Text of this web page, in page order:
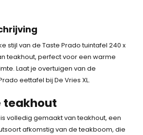
stijl van de Taste Prado tuintafel 240 x
teakhout, perfect voor een warme
Laat je overtuigen van de
eettafel bij De Vries XL.
teakhout
volledig gemaakt van teakhout, een
afkomstig van de teakboom, die